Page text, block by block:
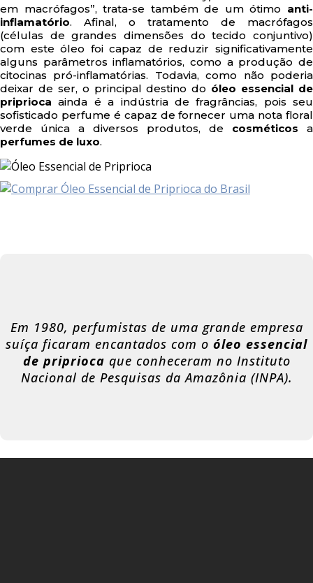
em macrófagos”, trata-se também de um ótimo anti-
inflamatório. Afinal, o tratamento de macrófagos
(células de grandes dimensões do tecido conjuntivo)
com este óleo foi capaz de reduzir significativamente
alguns parâmetros inflamatórios, como a produção de
citocinas pró-inflamatórias. Todavia, como não poderia
deixar de ser, o principal destino do óleo essencial de
priprioca ainda é a indústria de fragrâncias, pois seu
sofisticado perfume é capaz de fornecer uma nota floral
verde única a diversos produtos, de cosméticos a
perfumes de luxo.
Em 1980, perfumistas de uma grande empresa
suíça ficaram encantados com o óleo essencial
de priprioca que conheceram no Instituto
Nacional de Pesquisas da Amazônia (INPA).